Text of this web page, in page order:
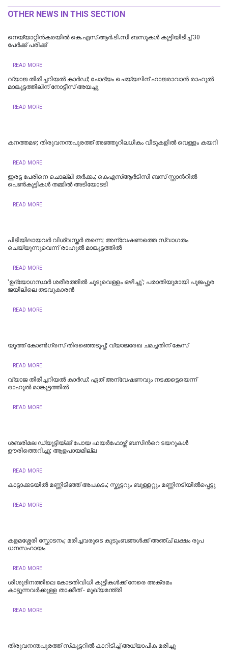
OTHER NEWS IN THIS SECTION
നെയ്യാറ്റിൻകരയിൽ കെ.എസ്.ആര്‍.ടി.സി ബസുകൾ കൂട്ടിയിടിച്ച് 30
പേർക്ക് പരിക്ക്
READ MORE
വ്യാജ തിരിച്ചറിയൽ കാർഡ്; ചോദ്യം ചെയ്യലിന് ഹാജരാവാൻ രാഹുൽ
മാങ്കൂട്ടത്തിലിന് നോട്ടീസ് അയച്ചു
READ MORE
കനത്തമഴ; തിരുവനന്തപുരത്ത് അഞ്ഞൂറിലധികം വീടുകളിൽ വെള്ളം കയറി
READ MORE
ഇരട്ട പേരിനെ ചൊല്ലി തർക്കം; കെഎസ്ആർടിസി ബസ് സ്റ്റാന്‍റിൽ
പെൺകുട്ടികൾ തമ്മിൽ അടിയോടടി
READ MORE
പിടിയിലായവര്‍ വിശ്വസ്തര്‍ തന്നെ; അന്വേഷണത്തെ സ്വാഗതം
ചെയ്യുന്നുവെന്ന് രാഹുല്‍ മാങ്കൂട്ടത്തില്‍
READ MORE
'ഉദ്യോഗസ്ഥർ ശരീരത്തിൽ ചൂടുവെള്ളം ഒഴിച്ചു'; പരാതിയുമായി പൂജപ്പുര
ജയിലിലെ തടവുകാരൻ
READ MORE
യൂത്ത് കോൺഗ്രസ് തിരഞ്ഞെടുപ്പ്; വ്യാജരേഖ ചമച്ചതിന് കേസ്
READ MORE
വ്യാജ തിരിച്ചറിയല്‍ കാര്‍ഡ്: ഏത് അന്വേഷണവും നടക്കട്ടെയെന്ന്
രാഹുല്‍ മാങ്കൂട്ടത്തില്‍
READ MORE
ശബരിമല ഡ്യൂട്ടിയ്ക്ക് പോയ ഫയർഫോഴ്സ് ബസിന്‍റെ ടയറുകൾ
ഊരിത്തെറിച്ചു; ആളപായമില്ല
READ MORE
കാട്ടാക്കടയിൽ മണ്ണിടിഞ്ഞ് അപകടം; സ്കൂട്ടറും ബുള്ളറ്റും മണ്ണിനടിയിൽപ്പെട്ടു
READ MORE
കളമശ്ശേരി സ്ഫോടനം; മരിച്ചവരുടെ കുടുംബങ്ങള്‍ക്ക് അഞ്ച് ലക്ഷം രൂപ
ധനസഹായം
READ MORE
ശിശുദിനത്തിലെ കോടതിവിധി കുട്ടികൾക്ക് നേരെ അക്രമം
കാട്ടുന്നവര്‍ക്കുള്ള താക്കീത് - മുഖ്യമന്ത്രി
READ MORE
തിരുവനന്തപുരത്ത് സ്‌കൂട്ടറില്‍ കാറിടിച്ച് അധ്യാപിക മരിച്ചു